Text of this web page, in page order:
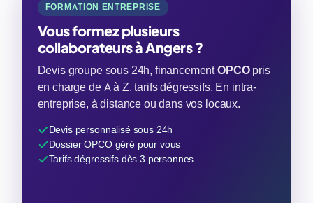
FORMATION ENTREPRISE
Vous formez plusieurs
collaborateurs à Angers ?
Devis groupe sous 24h, financementOPCOpris
en charge de A à Z, tarifs dégressifs. En intra-
entreprise, à distance ou dans vos locaux.
Devis personnalisé sous 24h
Dossier OPCO géré pour vous
Tarifs dégressifs dès 3 personnes